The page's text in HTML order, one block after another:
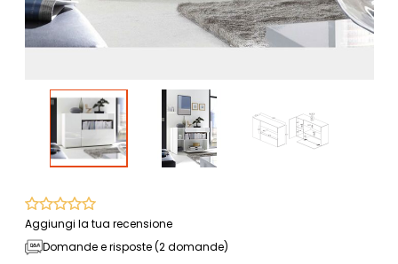
Aggiungi la tua recensione
Domande e risposte (2 domande)